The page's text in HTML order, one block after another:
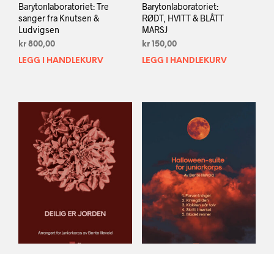
Barytonlaboratoriet: Tre
sanger fra Knutsen &
Ludvigsen
kr 800,00
LEGG I HANDLEKURV
Barytonlaboratoriet:
RØDT, HVITT & BLÅTT
MARSJ
kr150,00
LEGG I HANDLEKURV